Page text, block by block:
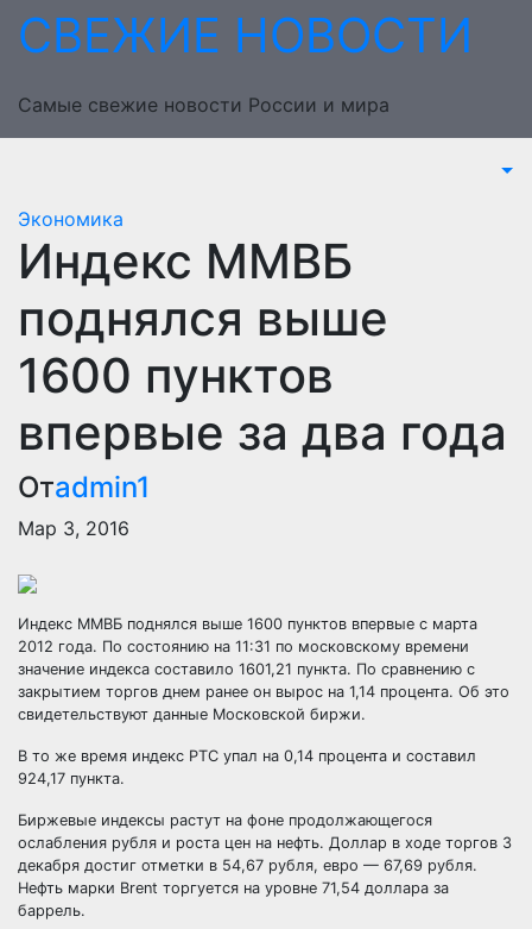
Перейти
СВЕЖИЕ НОВОСТИ
Самые свежие новости России и мира
Экономика
Индекс ММВБ
поднялся выше
1600 пунктов
впервые за два года
Отadmin1
Мар 3, 2016
Индекс ММВБ поднялся выше 1600 пунктов впервые с марта
2012 года. По состоянию на 11:31 по московскому времени
значение индекса составило 1601,21 пункта. По сравнению с
закрытием торгов днем ранее он вырос на 1,14 процента. Об это
свидетельствуют данные Московской биржи.
В то же время индекс РТС упал на 0,14 процента и составил
924,17 пункта.
Биржевые индексы растут на фоне продолжающегося
ослабления рубля и роста цен на нефть. Доллар в ходе торгов 3
декабря достиг отметки в 54,67 рубля, евро — 67,69 рубля.
Нефть марки Brent торгуется на уровне 71,54 доллара за
баррель.